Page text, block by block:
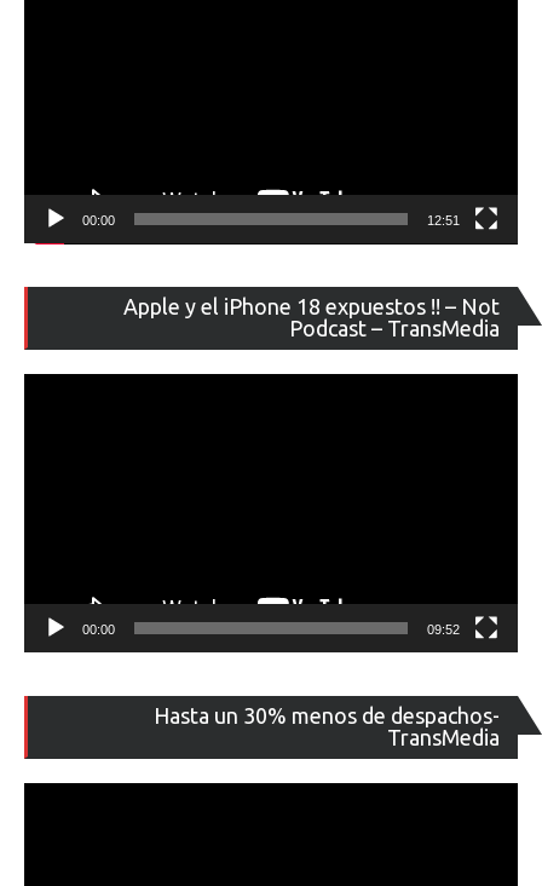
00:00 12:51
Apple y el iPhone 18 expuestos !! – Not
Podcast – TransMedia
de
00:00 09:52
Hasta un 30% menos de despachos-
TransMedia
de